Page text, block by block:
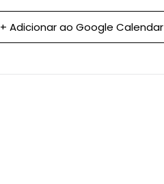
+ Adicionar ao Google Calendar